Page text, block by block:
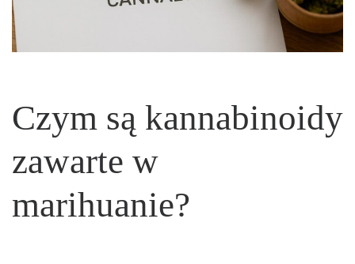
Czym są kannabinoidy
zawarte w
marihuanie?